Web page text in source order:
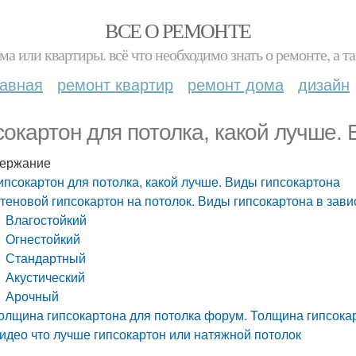
ВСЕ О РЕМОНТЕ
или квартиры. всё что необходимо знать о ремонте,
ремонт квартир ремонт дома дизайн
для потолка, какой лучше.
для потолка, какой лучше. Виды гипсокартона
гипсокартон на потолок. Виды гипсокартона в
Влагостойкий
Огнестойкий
Стандартный
Акустический
Арочный
гипсокартона для потолка форум. Толщина
что лучше гипсокартон или натяжной потолок